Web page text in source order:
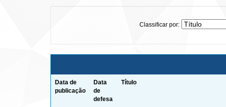
Classificar por:
Data de
publicação
Data
de
defesa
Título